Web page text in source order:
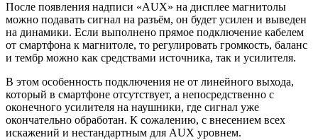
После появления надписи «AUX» на дисплее магнитолы
можно подавать сигнал на разъём, он будет усилен и выведен
на динамики. Если выполнено прямое подключение кабелем
от смартфона к магнитоле, то регулировать громкость, баланс
и тембр можно как средствами источника, так и усилителя.
В этом особенность подключения не от линейного выхода,
который в смартфоне отсутствует, а непосредственно с
оконечного усилителя на наушники, где сигнал уже
окончательно обработан. К сожалению, с внесением всех
искажений и нестандартным для AUX уровнем.